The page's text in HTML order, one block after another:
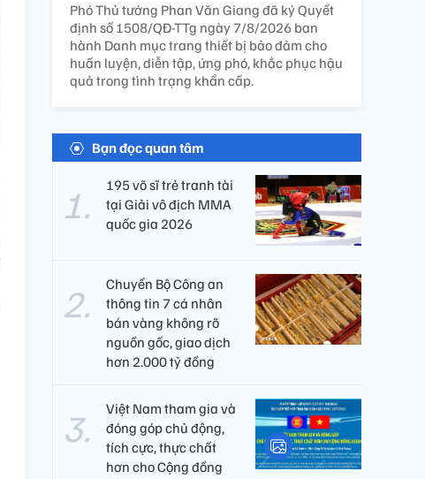
Phó Thủ tướng Phan Văn Giang đã ký Quyết
định số 1508/QĐ-TTg ngày 7/8/2026 ban
hành Danh mục trang thiết bị bảo đảm cho
huấn luyện, diễn tập, ứng phó, khắc phục hậu
quả trong tình trạng khẩn cấp.
Bạn đọc quan tâm
195 võ sĩ trẻ tranh tài
tại Giải vô địch MMA
quốc gia 2026
Chuyển Bộ Công an
thông tin 7 cá nhân
bán vàng không rõ
nguồn gốc, giao dịch
hơn 2.000 tỷ đồng
Việt Nam tham gia và
đóng góp chủ động,
tích cực, thực chất
hơn cho Cộng đồng